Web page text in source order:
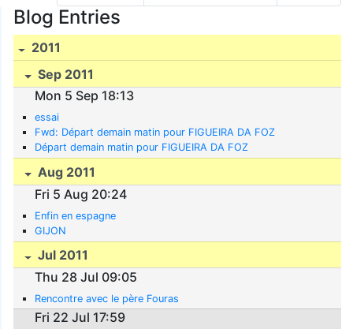
Blog Entries
2011
Sep 2011
Mon 5 Sep 18:13
essai
Fwd: Départ demain matin pour FIGUEIRA DA FOZ
Départ demain matin pour FIGUEIRA DA FOZ
Aug 2011
Fri 5 Aug 20:24
Enfin en espagne
GIJON
Jul 2011
Thu 28 Jul 09:05
Rencontre avec le père Fouras
Fri 22 Jul 17:59